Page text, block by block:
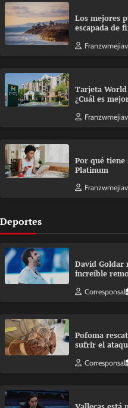
Los mejores
escapada de
Franzwmejiav
Tarjeta
¿Cuál es
Franzwmejiav
Por qué tiene
Platinum
Franzwmejiav
Deportes
David Goldar
increíble
Corresponsal
Pofoma
sufrir el
Corresponsal